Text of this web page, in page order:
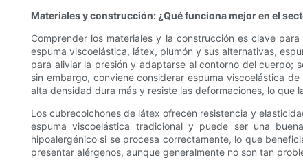
Materiales y construcción: ¿Qué funciona mejor en el
Comprender los materiales y la construcción es clave
espuma viscoelástica, látex, plumón y sus alternativas,
para aliviar la presión y adaptarse al contorno del cuerpo;
sin embargo, conviene considerar espuma viscoelástica
alta densidad dura más y resiste las deformaciones, lo
Los cubrecolchones de látex ofrecen resistencia y
espuma viscoelástica tradicional y puede ser una
hipoalergénico si se procesa correctamente, lo que
presentar alérgenos, aunque generalmente no son tan